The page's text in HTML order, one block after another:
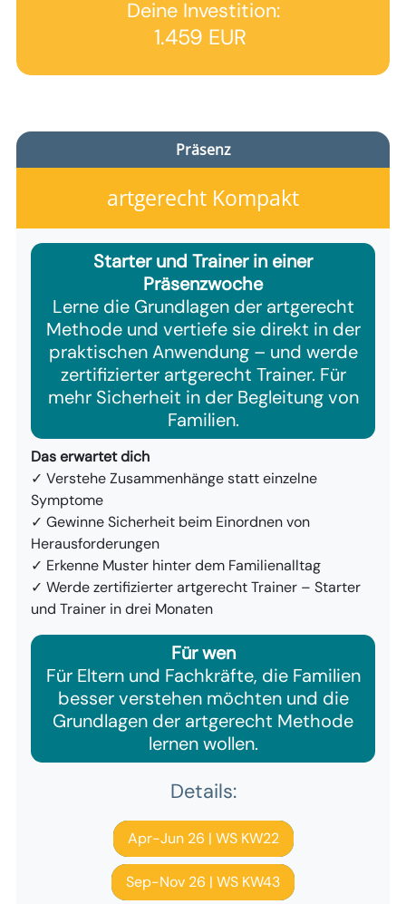
Deine Investition:
1.459 EUR
Präsenz
artgerecht Kompakt
Starter und Trainer in einer
Präsenzwoche
Lerne die Grundlagen der artgerecht
Methode und vertiefe sie direkt in der
praktischen Anwendung – und werde
zertifizierter artgerecht Trainer. Für
mehr Sicherheit in der Begleitung von
Familien.
Das erwartet dich
✓ Verstehe Zusammenhänge statt einzelne
Symptome
✓ Gewinne Sicherheit beim Einordnen von
Herausforderungen
✓ Erkenne Muster hinter dem Familienalltag
✓ Werde zertifizierter artgerecht Trainer – Starter
und Trainer in drei Monaten
Für wen
Für Eltern und Fachkräfte, die Familien
besser verstehen möchten und die
Grundlagen der artgerecht Methode
lernen wollen.
Details:
Apr-Jun 26 | WS KW22
Sep-Nov 26 | WS KW43